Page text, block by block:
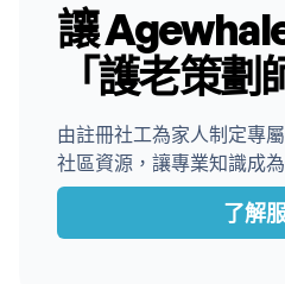
讓
「護老策劃
由註冊社工為家人制定專
社區資源，讓專業知識成
了解